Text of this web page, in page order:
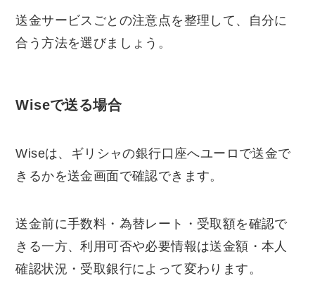
送金サービスごとの注意点を整理して、自分に
合う方法を選びましょう。
Wiseで送る場合
Wiseは、ギリシャの銀行口座へユーロで送金で
きるかを送金画面で確認できます。
送金前に手数料・為替レート・受取額を確認で
きる一方、利用可否や必要情報は送金額・本人
確認状況・受取銀行によって変わります。